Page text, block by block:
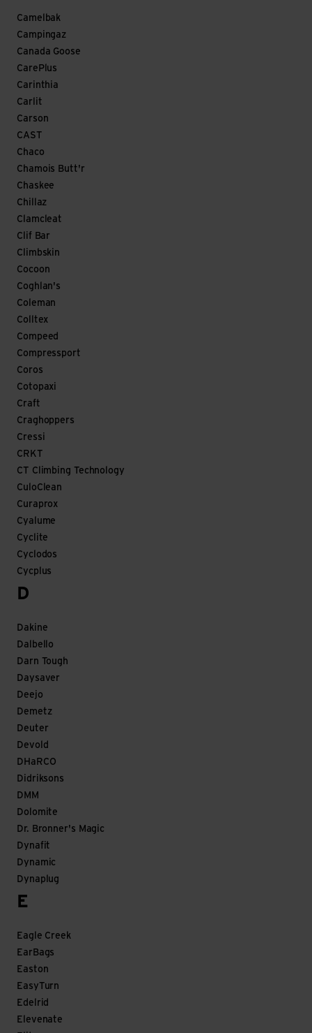
Camelbak
Campingaz
Canada Goose
CarePlus
Carinthia
Carlit
Carson
CAST
Chaco
Chamois Butt'r
Chaskee
Chillaz
Clamcleat
Clif Bar
Climbskin
Cocoon
Coghlan's
Coleman
Colltex
Compeed
Compressport
Coros
Cotopaxi
Craft
Craghoppers
Cressi
CRKT
CT Climbing Technology
CuloClean
Curaprox
Cyalume
Cyclite
Cyclodos
Cycplus
D
Dakine
Dalbello
Darn Tough
Daysaver
Deejo
Demetz
Deuter
Devold
DHaRCO
Didriksons
DMM
Dolomite
Dr. Bronner's Magic
Dynafit
Dynamic
Dynaplug
E
Eagle Creek
EarBags
Easton
EasyTurn
Edelrid
Elevenate